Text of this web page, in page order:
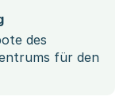
des
für den